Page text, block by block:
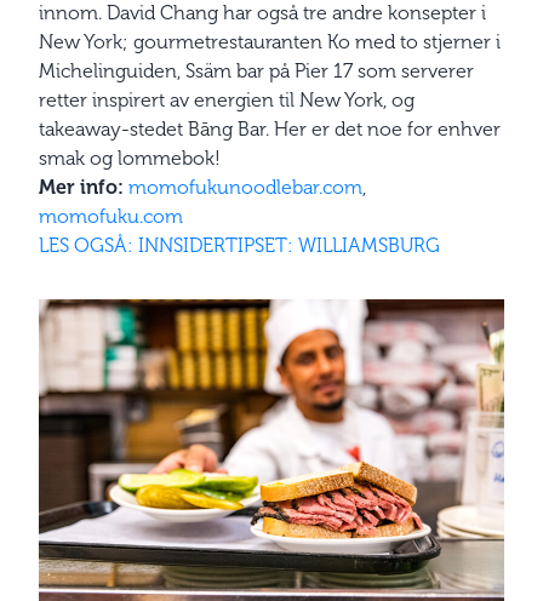
innom. David Chang har også tre andre konsepter i
New York; gourmetrestauranten Ko med to stjerner i
Michelinguiden, Ssäm bar på Pier 17 som serverer
retter inspirert av energien til New York, og
takeaway-stedet Bāng Bar. Her er det noe for enhver
smak og lommebok!
Mer info: momofukunoodlebar.com,
momofuku.com
LES OGSÅ: INNSIDERTIPSET: WILLIAMSBURG